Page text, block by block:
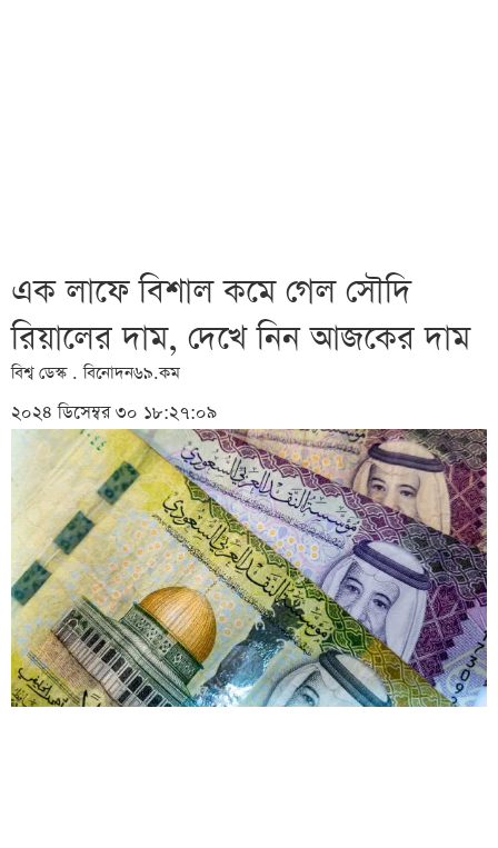
এক লাফে বিশাল কমে গেল সৌদি
রিয়ালের দাম, দেখে নিন আজকের দাম
বিশ্ব ডেস্ক . বিনোদন৬৯.কম
২০২৪ ডিসেম্বর ৩০ ১৮:২৭:০৯